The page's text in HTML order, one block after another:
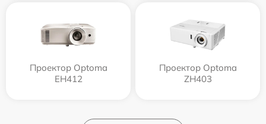
Проектор Optoma
EH412
Проектор Optoma
ZH403